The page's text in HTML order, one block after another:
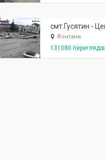
Фонтани
131080 переглядів